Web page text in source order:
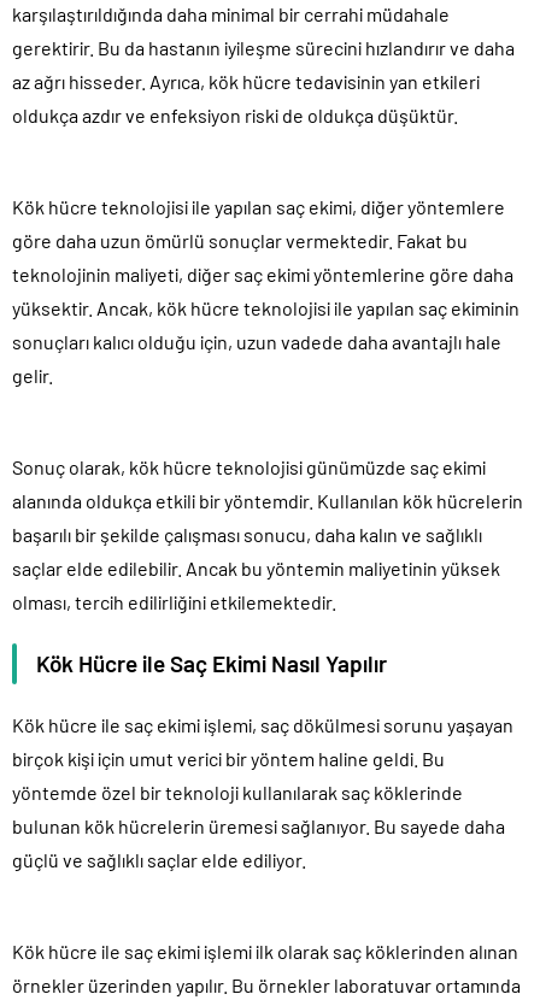
karşılaştırıldığında daha minimal bir cerrahi müdahale
gerektirir. Bu da hastanın iyileşme sürecini hızlandırır ve daha
az ağrı hisseder. Ayrıca, kök hücre tedavisinin yan etkileri
oldukça azdır ve enfeksiyon riski de oldukça düşüktür.
Kök hücre teknolojisi ile yapılan saç ekimi, diğer yöntemlere
göre daha uzun ömürlü sonuçlar vermektedir. Fakat bu
teknolojinin maliyeti, diğer saç ekimi yöntemlerine göre daha
yüksektir. Ancak, kök hücre teknolojisi ile yapılan saç ekiminin
sonuçları kalıcı olduğu için, uzun vadede daha avantajlı hale
gelir.
Sonuç olarak, kök hücre teknolojisi günümüzde saç ekimi
alanında oldukça etkili bir yöntemdir. Kullanılan kök hücrelerin
başarılı bir şekilde çalışması sonucu, daha kalın ve sağlıklı
saçlar elde edilebilir. Ancak bu yöntemin maliyetinin yüksek
olması, tercih edilirliğini etkilemektedir.
Kök Hücre ile Saç Ekimi Nasıl Yapılır
Kök hücre ile saç ekimi işlemi, saç dökülmesi sorunu yaşayan
birçok kişi için umut verici bir yöntem haline geldi. Bu
yöntemde özel bir teknoloji kullanılarak saç köklerinde
bulunan kök hücrelerin üremesi sağlanıyor. Bu sayede daha
güçlü ve sağlıklı saçlar elde ediliyor.
Kök hücre ile saç ekimi işlemi ilk olarak saç köklerinden alınan
örnekler üzerinden yapılır. Bu örnekler laboratuvar ortamında